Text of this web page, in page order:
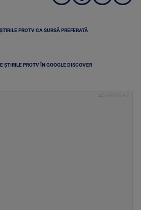
PROTV CA SURSĂ PREFERATĂ
ȘTIRILE PROTV ÎN GOOGLE DISCOVER